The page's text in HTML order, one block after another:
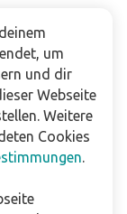
um
und dir
Webseite
Weitere
Cookies
.